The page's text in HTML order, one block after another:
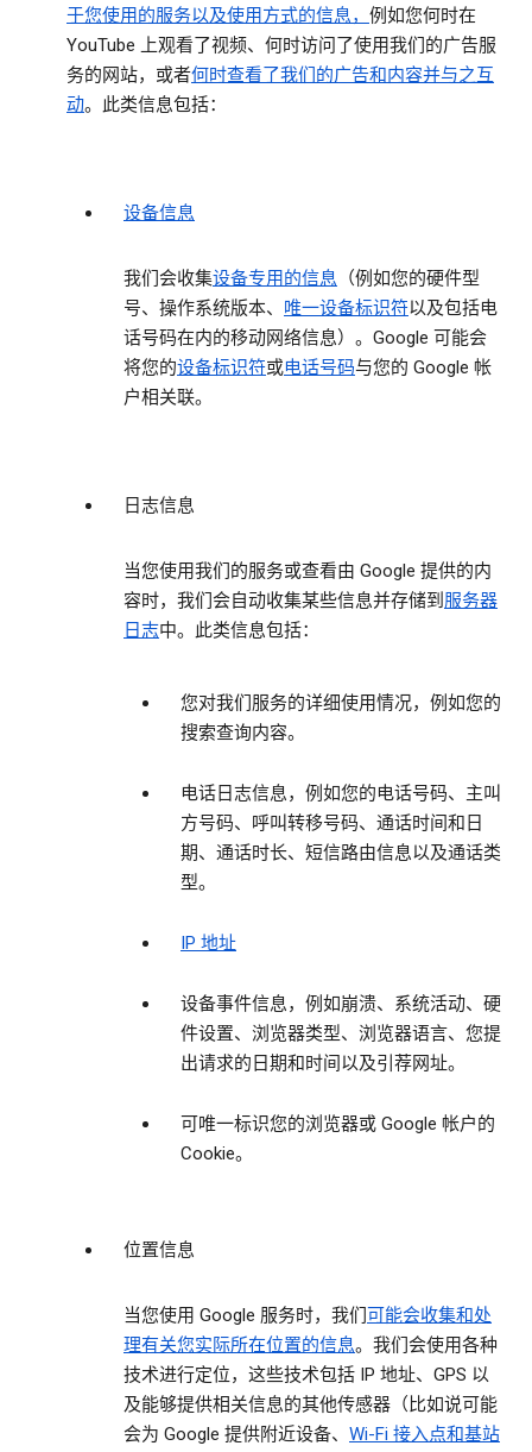
于您使用的服务以及使用方式的信息， 例如您何时在
YouTube 上观看了视频、何时访问了使用我们的广告服
务的网站，或者何时查看了我们的广告和内容并与之互
动。此类信息包括：
设备信息
我们会收集设备专用的信息 （例如您的硬件型
号、操作系统版本、 唯一设备标识符以及包括电
话号码在内的移动网络信息）。Google 可能会
将您的设备标识符或电话号码与您的 Google 帐
户相关联。
日志信息
当您使用我们的服务或查看由 Google 提供的内
容时，我们会自动收集某些信息并存储到 服务器
日志中。此类信息包括：
您对我们服务的详细使用情况，例如您的
搜索查询内容。
电话日志信息，例如您的电话号码、主叫
方号码、呼叫转移号码、通话时间和日
期、通话时长、短信路由信息以及通话类
型。
IP 地址
设备事件信息，例如崩溃、系统活动、硬
件设置、浏览器类型、浏览器语言、您提
出请求的日期和时间以及引荐网址。
可唯一标识您的浏览器或 Google 帐户的
Cookie。
位置信息
当您使用 Google 服务时，我们可能会收集和处
理有关您实际所在位置的信息。我们会使用各种
技术进行定位，这些技术包括 IP 地址、GPS 以
及能够提供相关信息的其他传感器（比如说可能
会为 Google 提供附近设备、 Wi-Fi 接入点和基站